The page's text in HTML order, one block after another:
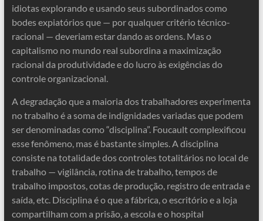
idiotas explorando e usando seus subordinados como
bodes expiatórios que — por qualquer critério técnico-
racional — deveriam estar dando as ordens. Mas o
capitalismo no mundo real subordina a maximização
racional da produtividade e do lucro às exigências do
controle organizacional.
A degradação que a maioria dos trabalhadores experimenta
no trabalho é a soma de indignidades variadas que podem
ser denominadas como “disciplina”. Foucault complexificou
esse fenômeno, mas é bastante simples. A disciplina
consiste na totalidade dos controles totalitários no local de
trabalho — vigilância, rotina de trabalho, tempos de
trabalho impostos, cotas de produção, registro de entrada e
saída, etc. Disciplina é o que a fábrica, o escritório e a loja
compartilham com a prisão, a escola e o hospital